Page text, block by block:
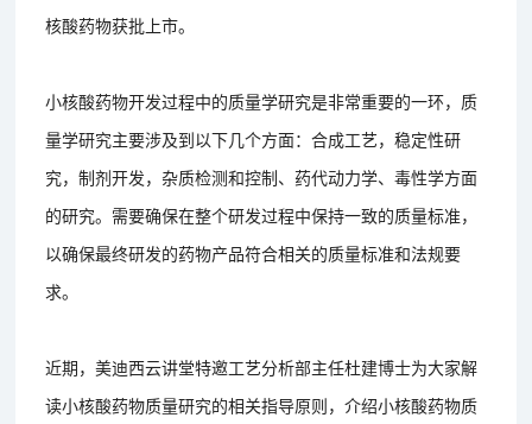
核酸药物获批上市。
小核酸药物开发过程中的质量学研究是非常重要的一环，质
量学研究主要涉及到以下几个方面：合成工艺，稳定性研
究，制剂开发，杂质检测和控制、药代动力学、毒性学方面
的研究。需要确保在整个研发过程中保持一致的质量标准，
以确保最终研发的药物产品符合相关的质量标准和法规要
求。
近期，美迪西云讲堂特邀工艺分析部主任杜建博士为大家解
读小核酸药物质量研究的相关指导原则，介绍小核酸药物质